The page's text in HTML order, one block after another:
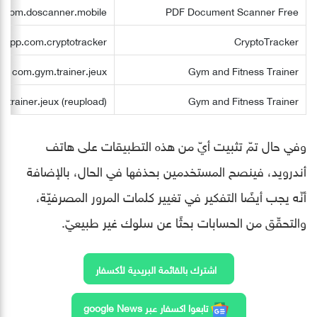
PDF Document Scanner Free
com.doscanner.mobile
CryptoTracker
Gym and Fitness Trainer
com.gym.trainer.jeux
Gym and Fitness Trainer
(reupload)
وفي حال تمّ تثبيت أيّ من هذه التطبيقات على هاتف
أندرويد، فينصح المستخدمين بحذفها في الحال، بالإضافة
أنّه يجب أيضًا التفكير في تغيير كلمات المرور المصرفيّة،
والتحقّق من الحسابات بحثًا عن سلوك غير طبيعيّ.
اشترك بالقائمة البريدية لأكسفار
تابعوا اكسفار عبر google News